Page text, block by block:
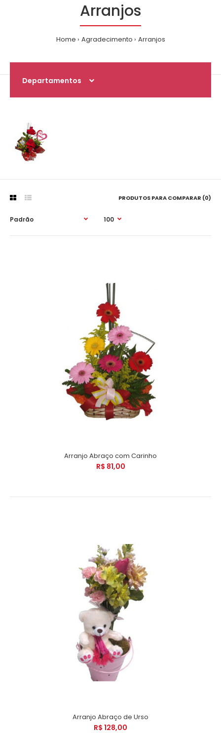
Arranjos
Home Agradecimento Arranjos
Departamentos
PRODUTOS PARA COMPARAR (0)
Arranjo Abraço com Carinho
R$ 81,00
Arranjo Abraço de Urso
R$ 128,00